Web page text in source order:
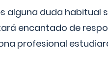
alguna duda
encantado de
profesional